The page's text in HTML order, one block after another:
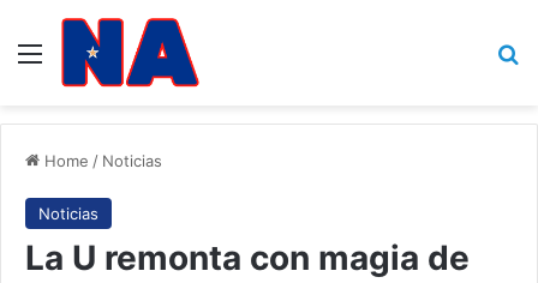
Menu
Home / Noticias
Noticias
La U remonta con magia de